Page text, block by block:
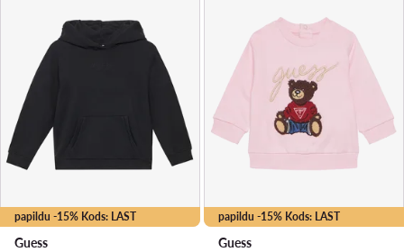
papildu -15% Kods: LAST
Guess
papildu -15% Kods: LAST
Guess